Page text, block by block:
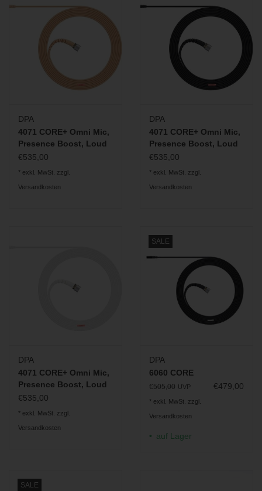
DPA
4071 CORE+ Omni Mic,
Presence Boost, Loud
SPL, beige
€535,00
* exkl. MwSt. zzgl.
Versandkosten
DPA
4071 CORE+ Omni Mic,
Presence Boost, Loud
SPL, schwarz
€535,00
* exkl. MwSt. zzgl.
Versandkosten
DPA
4071 CORE+ Omni Mic,
Presence Boost, Loud
SPL, weiß
€535,00
* exkl. MwSt. zzgl.
Versandkosten
SALE
DPA
6060 CORE
€505,00 UVP €479,00
* exkl. MwSt. zzgl.
Versandkosten
auf Lager
SALE